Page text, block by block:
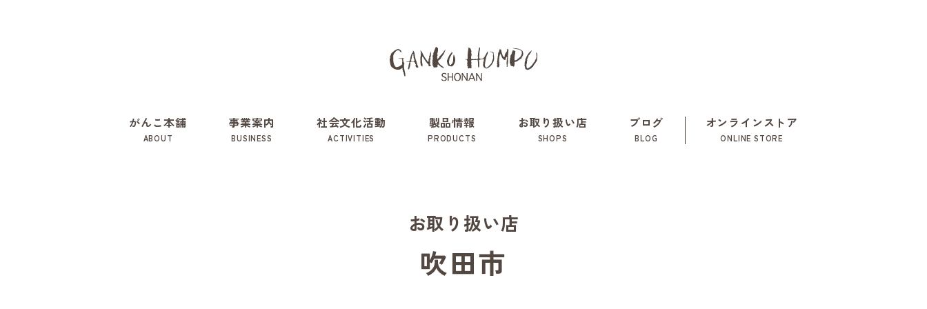
がんこ本舗
ABOUT
事業案内
BUSINESS
社会文化活動
ACTIVITIES
製品情報
PRODUCTS
お取り扱い店
SHOPS
ブログ
BLOG
オンラインストア
ONLINE STORE
お取り扱い店
吹田市